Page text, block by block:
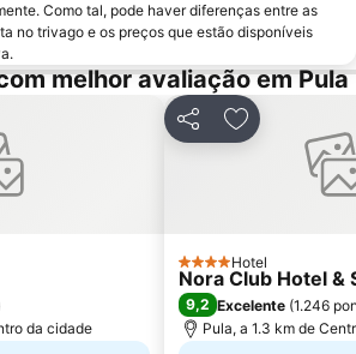
Spiaggia Quartu
Spiaggia Maddalena
Borgo Sant'Elia
Palazzata di Via Roma
Porto Tramatzu
Como tal, pode haver diferenças entre as
no trivago e os preços que estão disponíveis
melhor avaliação em Pula
favoritos
da cidade
PartilharAdicionar
4 Estrelas
Hotel
Nora Club Hotel &
9,2 Excelente (1.246
Pula, a 1.3 km de